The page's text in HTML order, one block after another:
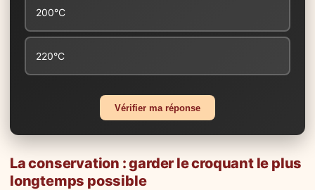
200°C
220°C
Vérifier ma réponse
La conservation : garder le croquant le plus
longtemps possible